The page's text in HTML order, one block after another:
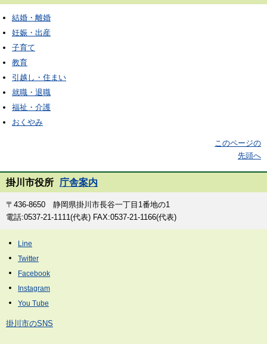
結婚・離婚
妊娠・出産
子育て
教育
引越し・住まい
就職・退職
福祉・介護
おくやみ
このページの
先頭へ
掛川市役所 庁舎案内
〒436-8650 静岡県掛川市長谷一丁目1番地の1
電話:0537-21-1111(代表) FAX:0537-21-1166(代表)
掛川市のSNS